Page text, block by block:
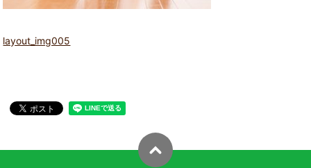
layout_img005